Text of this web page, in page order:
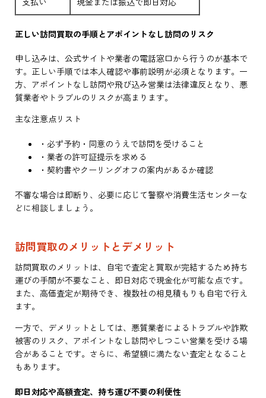
正しい訪問買取の手順とアポイントなし訪問のリスク
申し込みは、公式サイトや業者の電話窓口から行うのが基本で
す。正しい手順では本人確認や事前説明が必須となります。一
方、アポイントなし訪問や飛び込み営業は法律違反となり、悪
質業者やトラブルのリスクが高まります。
主な注意点リスト
・必ず予約・同意のうえで訪問を受けること
・業者の許可証提示を求める
・契約書やクーリングオフの案内があるか確認
不審な場合は即断り、必要に応じて警察や消費生活センターな
どに相談しましょう。
訪問買取のメリットとデメリット
訪問買取のメリットは、自宅で査定と買取が完結するため持ち
運びの手間が不要なこと、即日対応で現金化が可能な点です。
また、高価査定が期待でき、複数社の相見積もりも自宅で行え
ます。
一方で、デメリットとしては、悪質業者によるトラブルや詐欺
被害のリスク、アポイントなし訪問やしつこい営業を受ける場
合があることです。さらに、希望額に満たない査定となること
もあります。
即日対応や高額査定、持ち運び不要の利便性